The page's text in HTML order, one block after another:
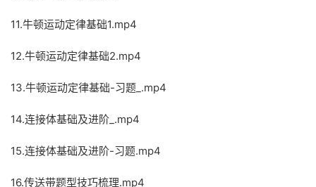
11.牛顿运动定律基础1.mp4
12.牛顿运动定律基础2.mp4
13.牛顿运动定律基础-习题_.mp4
14.连接体基础及进阶_.mp4
15.连接体基础及进阶-习题.mp4
16.传送带题型技巧梳理.mp4